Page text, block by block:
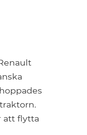
att flytta